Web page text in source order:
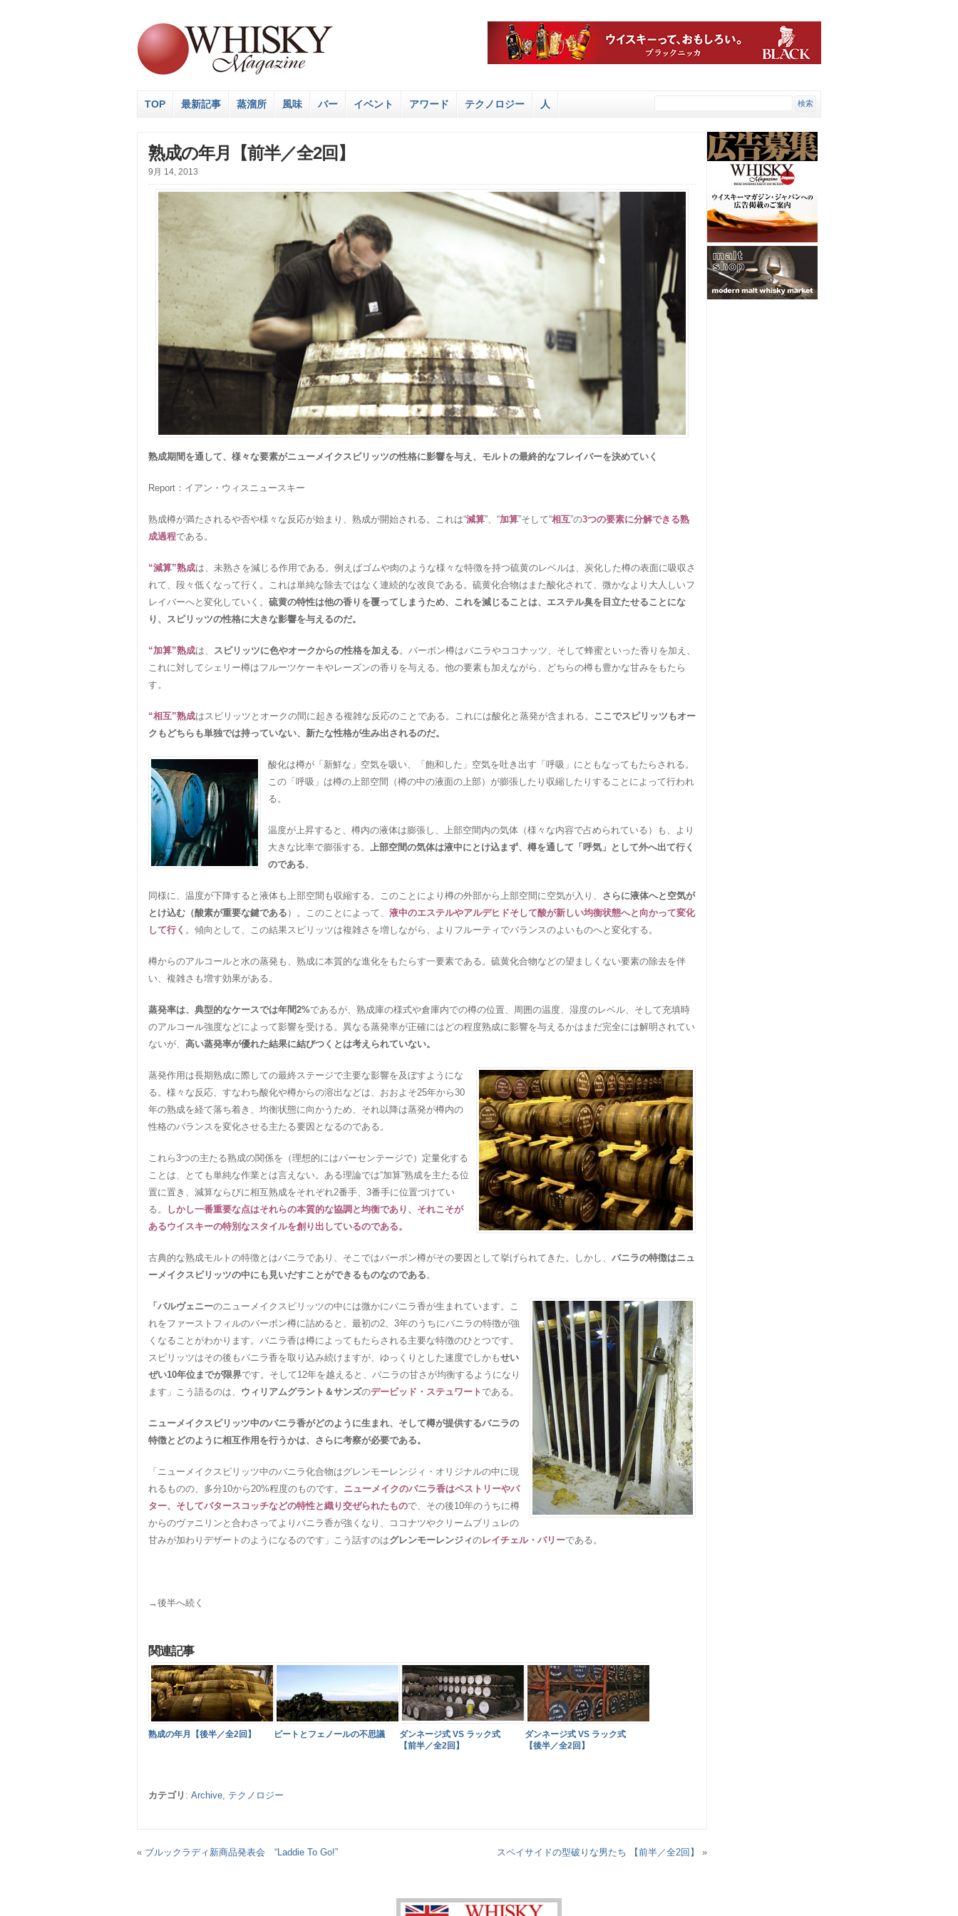
TOP 最新記事 蒸溜所 風味 バー イベント アワード テクノロジー 人
熟成の年月【前半／全2回】
9月 14, 2013
熟成期間を通して、様々な要素がニューメイクスピリッツの性格に影響を与え、モルトの最終的なフレイバーを決めていく
Report：イアン・ウィスニュースキー
熟成樽が満たされるや否や様々な反応が始まり、熟成が開始される。これは“減算”、“加算”そして“相互”の3つの要素に分解できる熟
成過程である。
“減算”熟成は、未熟さを減じる作用である。例えばゴムや肉のような様々な特徴を持つ硫黄のレベルは、炭化した樽の表面に吸収さ
れて、段々低くなって行く。これは単純な除去ではなく連続的な改良である。硫黄化合物はまた酸化されて、微かなより大人しいフ
レイバーへと変化していく。 硫黄の特性は他の香りを覆ってしまうため、これを減じることは、エステル臭を目立たせることにな
り、スピリッツの性格に大きな影響を与えるのだ。
“加算”熟成は、 スピリッツに色やオークからの性格を加える 。バーボン樽はバニラやココナッツ、そして蜂蜜といった香りを加え、
これに対してシェリー樽はフルーツケーキやレーズンの香りを与える。他の要素も加えながら、どちらの樽も豊かな甘みをもたら
す。
“相互”熟成はスピリッツとオークの間に起きる複雑な反応のことである。これには酸化と蒸発が含まれる。 ここでスピリッツもオー
クもどちらも単独では持っていない、新たな性格が生み出されるのだ。
酸化は樽が「新鮮な」空気を吸い、「飽和した」空気を吐き出す「呼吸」にともなってもたらされる。
この「呼吸」は樽の上部空間（樽の中の液面の上部）が膨張したり収縮したりすることによって行われ
る。
温度が上昇すると、樽内の液体は膨張し、上部空間内の気体（様々な内容で占められている）も、より
大きな比率で膨張する。
上部空間の気体は液中にとけ込まず、樽を通して「呼気」として外へ出て行く
のである 。
同様に、温度が下降すると液体も上部空間も収縮する。このことにより樽の外部から上部空間に空気が入り、 さらに液体へと空気が
とけ込む（酸素が重要な鍵である ）。このことによって、 液中のエステルやアルデヒドそして酸が新しい均衡状態へと向かって変化
して行く 。傾向として、この結果スピリッツは複雑さを増しながら、よりフルーティでバランスのよいものへと変化する。
樽からのアルコールと水の蒸発も、熟成に本質的な進化をもたらす一要素である。硫黄化合物などの望ましくない要素の除去を伴
い、複雑さも増す効果がある。
蒸発率は、典型的なケースでは年間2%であるが、熟成庫の様式や倉庫内での樽の位置、周囲の温度、湿度のレベル、そして充填時
のアルコール強度などによって影響を受ける。異なる蒸発率が正確にはどの程度熟成に影響を与えるかはまだ完全には解明されてい
ないが、 高い蒸発率が優れた結果に結びつくとは考えられていない。
蒸発作用は長期熟成に際しての最終ステージで主要な影響を及ぼすようにな
る。様々な反応、すなわち酸化や樽からの溶出などは、おおよそ25年から30
年の熟成を経て落ち着き、均衡状態に向かうため、それ以降は蒸発が樽内の
性格のバランスを変化させる主たる要因となるのである。
これら3つの主たる熟成の関係を（理想的にはパーセンテージで）定量化する
ことは、とても単純な作業とは言えない。ある理論では“加算”熟成を主たる位
置に置き、減算ならびに相互熟成をそれぞれ2番手、3番手に位置づけてい
る。
しかし一番重要な点はそれらの本質的な協調と均衡であり、それこそが
あるウイスキーの特別なスタイルを創り出しているのである。
古典的な熟成モルトの特徴とはバニラであり、そこではバーボン樽がその要因として挙げられてきた。しかし、 バニラの特徴はニュ
ーメイクスピリッツの中にも見いだすことができるものなのである 。
「バルヴェニーのニューメイクスピリッツの中には微かにバニラ香が生まれています。こ
れをファーストフィルのバーボン樽に詰めると、最初の2、3年のうちにバニラの特徴が強
くなることがわかります。バニラ香は樽によってもたらされる主要な特徴のひとつです。
スピリッツはその後もバニラ香を取り込み続けますが、ゆっくりとした速度でしかもせい
ぜい10年位までが限界です。そして12年を越えると、バニラの甘さが均衡するようになり
ます」こう語るのは、 ウィリアムグラント＆サンズのデービッド・ステュワート である。
ニューメイクスピリッツ中のバニラ香がどのように生まれ、そして樽が提供するバニラの
特徴とどのように相互作用を行うかは、さらに考察が必要である。
「ニューメイクスピリッツ中のバニラ化合物はグレンモーレンジィ・オリジナルの中に現
れるものの、多分10から20%程度のものです。 ニューメイクのバニラ香はペストリーやバ
ター、そしてバタースコッチなどの特性と織り交ぜられたもので、その後10年のうちに樽
からのヴァニリンと合わさってよりバニラ香が強くなり、ココナツやクリームブリュレの
甘みが加わりデザートのようになるのです」こう話すのはグレンモーレンジィのレイチェル・バリーである。
→後半へ続く
関連記事
熟成の年月【後半／全2回】 ピートとフェノールの不思議
ダンネージ式 VS ラック式
【前半／全2回】
ダンネージ式 VS ラック式
【後半／全2回】
カテゴリ : Archive, テクノロジー
« ブルックラディ新商品発表会 “Laddie To Go!” スペイサイドの型破りな男たち 【前半／全2回】 »